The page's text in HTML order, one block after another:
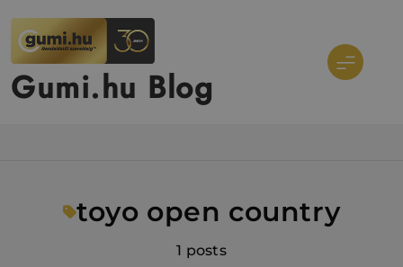
tartalomra
Gumi.hu Blog
toyo open country
1 posts